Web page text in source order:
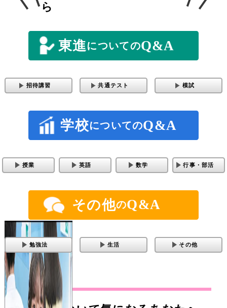
ら
東進についてのQ&A
招待講習 共通テスト 模試
学校についてのQ&A
授業 英語 数学 行事・部活
その他のQ&A
勉強法 生活 その他